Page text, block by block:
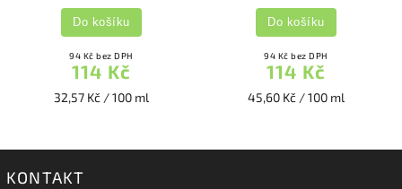
94 Kč bez DPH
114 Kč
32,57 Kč / 100 ml
Do košíku
94 Kč bez DPH
114 Kč
45,60 Kč / 100 ml
Do košíku
KONTAKT